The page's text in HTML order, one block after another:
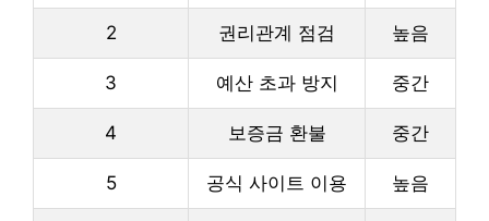
2 권리관계 점검 높음
3 예산 초과 방지 중간
4 보증금 환불 중간
5 공식 사이트 이용 높음